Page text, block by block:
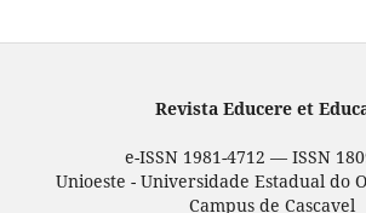
Revista Educere et
e-ISSN 1981-4712 — ISSN
Unioeste - Universidade Estadual do
Campus de Cascavel